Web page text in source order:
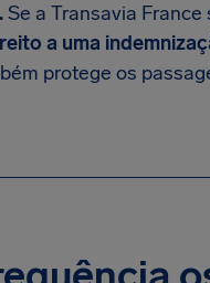
Se a Transavia
a uma
protege os